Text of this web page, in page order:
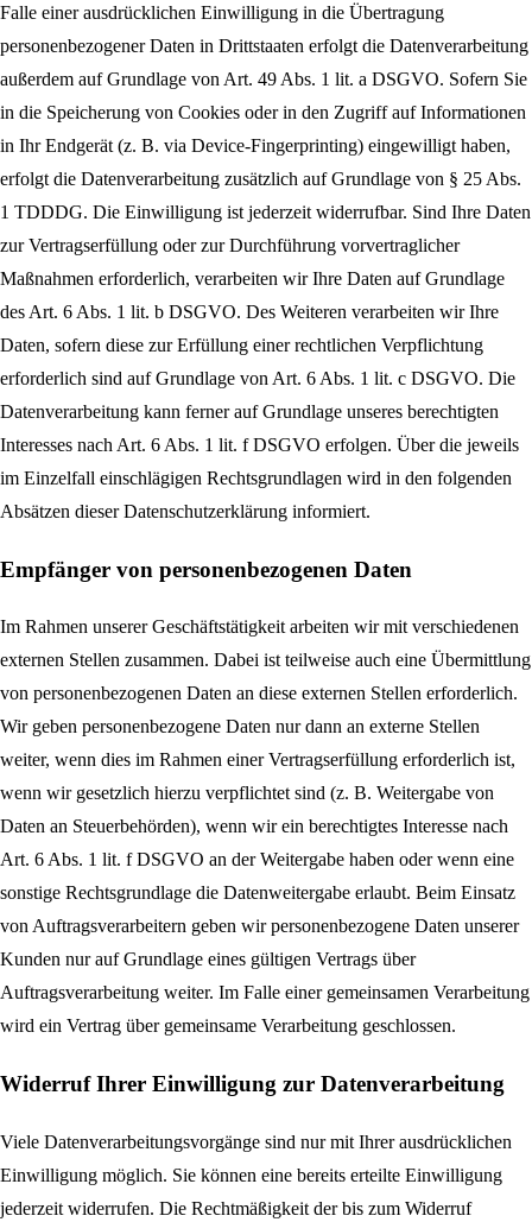
Falle einer ausdrücklichen Einwilligung in die Übertragung
personenbezogener Daten in Drittstaaten erfolgt die Datenverarbeitung
außerdem auf Grundlage von Art. 49 Abs. 1 lit. a DSGVO. Sofern Sie
in die Speicherung von Cookies oder in den Zugriff auf Informationen
in Ihr Endgerät (z. B. via Device-Fingerprinting) eingewilligt haben,
erfolgt die Datenverarbeitung zusätzlich auf Grundlage von § 25 Abs.
1 TDDDG. Die Einwilligung ist jederzeit widerrufbar. Sind Ihre Daten
zur Vertragserfüllung oder zur Durchführung vorvertraglicher
Maßnahmen erforderlich, verarbeiten wir Ihre Daten auf Grundlage
des Art. 6 Abs. 1 lit. b DSGVO. Des Weiteren verarbeiten wir Ihre
Daten, sofern diese zur Erfüllung einer rechtlichen Verpflichtung
erforderlich sind auf Grundlage von Art. 6 Abs. 1 lit. c DSGVO. Die
Datenverarbeitung kann ferner auf Grundlage unseres berechtigten
Interesses nach Art. 6 Abs. 1 lit. f DSGVO erfolgen. Über die jeweils
im Einzelfall einschlägigen Rechtsgrundlagen wird in den folgenden
Absätzen dieser Datenschutzerklärung informiert.
Empfänger von personenbezogenen Daten
Im Rahmen unserer Geschäftstätigkeit arbeiten wir mit verschiedenen
externen Stellen zusammen. Dabei ist teilweise auch eine Übermittlung
von personenbezogenen Daten an diese externen Stellen erforderlich.
Wir geben personenbezogene Daten nur dann an externe Stellen
weiter, wenn dies im Rahmen einer Vertragserfüllung erforderlich ist,
wenn wir gesetzlich hierzu verpflichtet sind (z. B. Weitergabe von
Daten an Steuerbehörden), wenn wir ein berechtigtes Interesse nach
Art. 6 Abs. 1 lit. f DSGVO an der Weitergabe haben oder wenn eine
sonstige Rechtsgrundlage die Datenweitergabe erlaubt. Beim Einsatz
von Auftragsverarbeitern geben wir personenbezogene Daten unserer
Kunden nur auf Grundlage eines gültigen Vertrags über
Auftragsverarbeitung weiter. Im Falle einer gemeinsamen Verarbeitung
wird ein Vertrag über gemeinsame Verarbeitung geschlossen.
Widerruf Ihrer Einwilligung zur Datenverarbeitung
Viele Datenverarbeitungsvorgänge sind nur mit Ihrer ausdrücklichen
Einwilligung möglich. Sie können eine bereits erteilte Einwilligung
jederzeit widerrufen. Die Rechtmäßigkeit der bis zum Widerruf